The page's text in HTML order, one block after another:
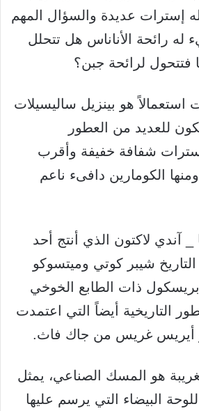
إسترات عديدة والسؤال المهم
له رائحة الأناناس هل تتحلل
فتتحول لرائحة جبن؟
استعمالاً هو بينزيل ساليسيلات
للعديد من العطور
شفافة خفيفة وأقرب
ومنها الكومارين دافىء ناعم
آندي لاكتون الذي أنتج أحد
شيبر كوتي وميتسوكو
ذات الطابع الخوخي
التاريخية أيضاً التي اعتمدت
أيريس غريس من جاك فاث.
هو المسك الصناعي، يمثل
البيضاء التي يرسم عليها